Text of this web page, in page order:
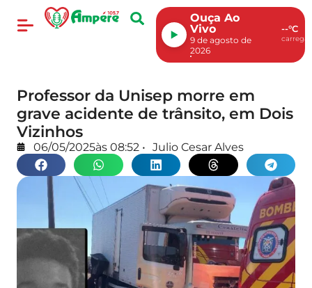
Ouça Ao
Vivo
9 de agosto de
2026
--°C
Professor da Unisep morre em
grave acidente de trânsito, em Dois
Vizinhos
06/05/2025às 08:52 • Julio Cesar Alves